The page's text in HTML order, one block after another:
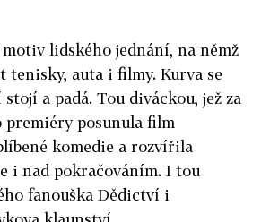
lidského jednání, na němž
tenisky, auta i filmy. Kurva se
a padá. Tou diváckou, jež za
premiéry posunula film
komedie a rozvířila
i nad pokračováním. I tou
fanouška Dědictví i